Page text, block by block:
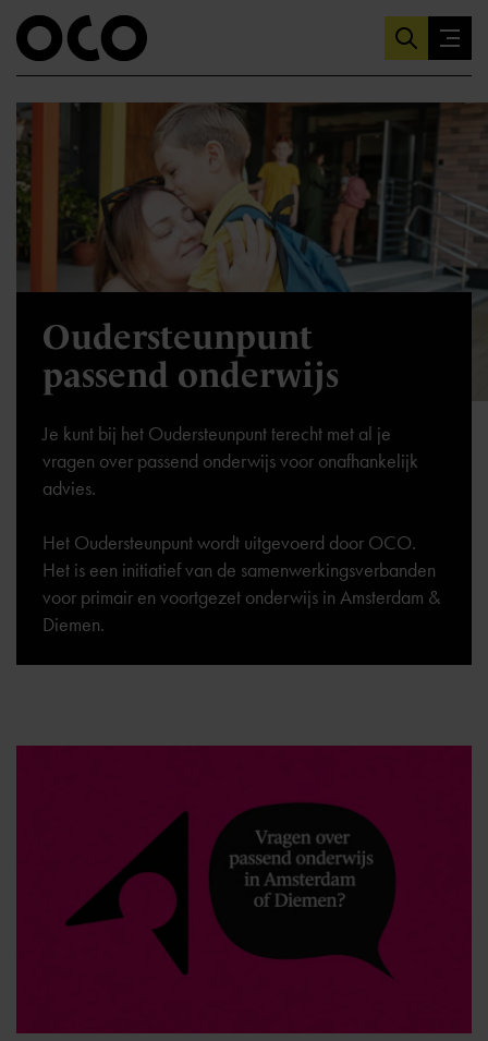
Oudersteunpunt
passend onderwijs
Je kunt bij het Oudersteunpunt terecht met al je
vragen over passend onderwijs voor onafhankelijk
advies.
Het Oudersteunpunt wordt uitgevoerd door OCO.
Het is een initiatief van de samenwerkingsverbanden
voor primair en voortgezet onderwijs in Amsterdam &
Diemen.